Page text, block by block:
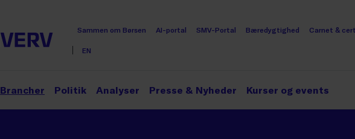
Sammen om Børsen AI-portal SMV-Portal Bæredygtighed Carnet &
EN
Brancher Politik Analyser Presse & Nyheder Kurser og events